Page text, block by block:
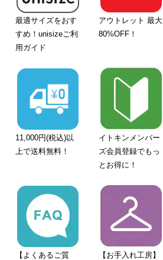
最適サイズをおす
すめ！unisizeご利
用ガイド
アウトレット 最大
80%OFF！
11,000円(税込)以
上で送料無料！
イトキンメンバー
ズ会員登録でもっ
とお得に！
【よくあるご質
【お手入れ工房】